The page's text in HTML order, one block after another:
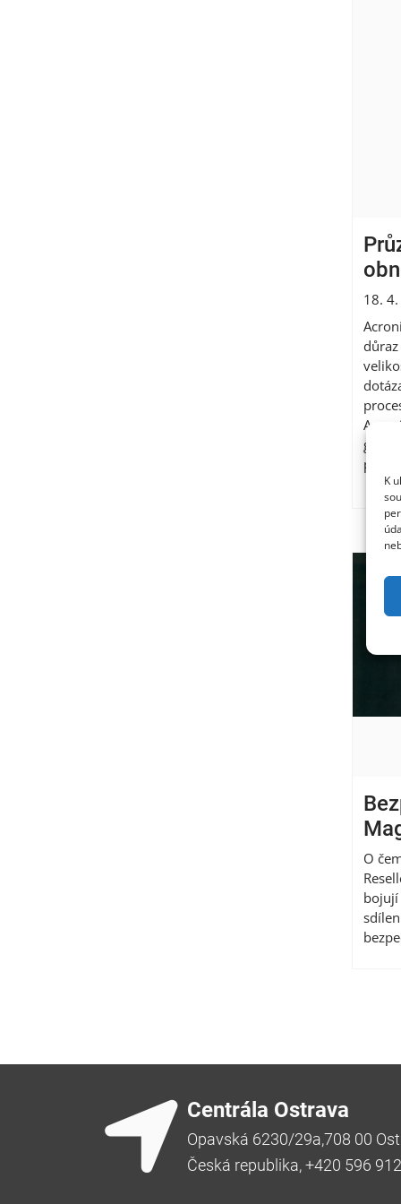
K
18.
O
bojují
Centrála Ostrava
Opavská 6230/29a,708 00
Česká republika, +420 596